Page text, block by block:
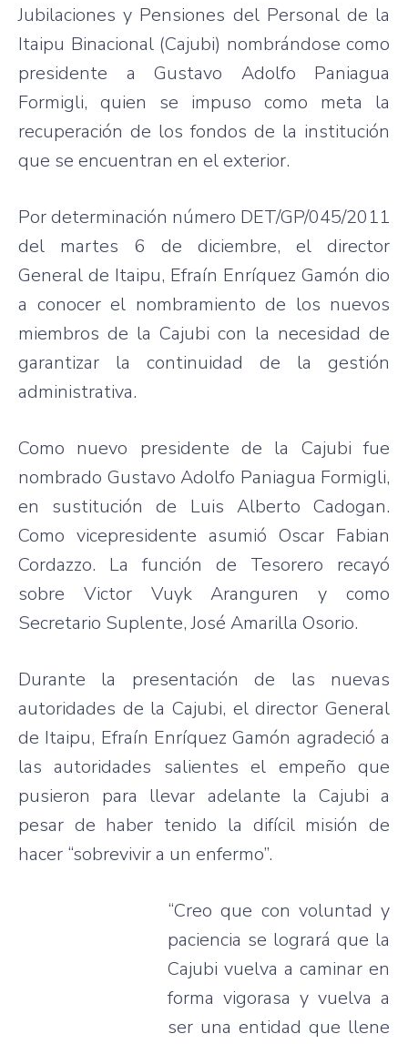
Jubilaciones y Pensiones del Personal de la
Itaipu Binacional(Cajubi) nombrándose como
presidente a Gustavo Adolfo Paniagua
Formigli, quien se impuso como meta la
recuperación de losfondos de la institución
que se encuentran en el exterior.
Pordeterminación número DET/GP/045/2011
del martes 6 de diciembre, el director
General de Itaipu, Efraín Enríquez Gamón dio
a conocerel nombramiento de los nuevos
miembros de la Cajubi con la necesidad de
garantizar la continuidad de la gestión
administrativa.
Como nuevo presidente de la Cajubi fue
nombrado Gustavo Adolfo Paniagua Formigli,
en sustitución de Luis AlbertoCadogan.
Como vicepresidente asumió Oscar Fabian
Cordazzo. Lafunción de Tesorero
recayó
sobre Victor Vuyk Aranguren ycomo
Secretario Suplente,José Amarilla Osorio.
Durante la presentación de las
nuevas
autoridades de la Cajubi, el director General
de Itaipu, Efraín Enríquez Gamón agradeció a
las autoridades salientes el empeño que
pusieron para llevar adelante la Cajubi a
pesar de haber tenido la difícil misión de
hacer “sobrevivira un enfermo”.
“Creo que con voluntad y
paciencia se logrará que la
Cajubi vuelva a caminar en
forma vigorasa y vuelva a
ser una entidad que llene